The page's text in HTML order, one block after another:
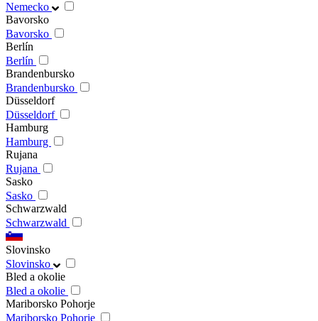
Nemecko
Bavorsko
Bavorsko
Berlín
Berlín
Brandenbursko
Brandenbursko
Düsseldorf
Düsseldorf
Hamburg
Hamburg
Rujana
Rujana
Sasko
Sasko
Schwarzwald
Schwarzwald
Slovinsko
Slovinsko
Bled a okolie
Bled a okolie
Mariborsko Pohorje
Mariborsko Pohorje